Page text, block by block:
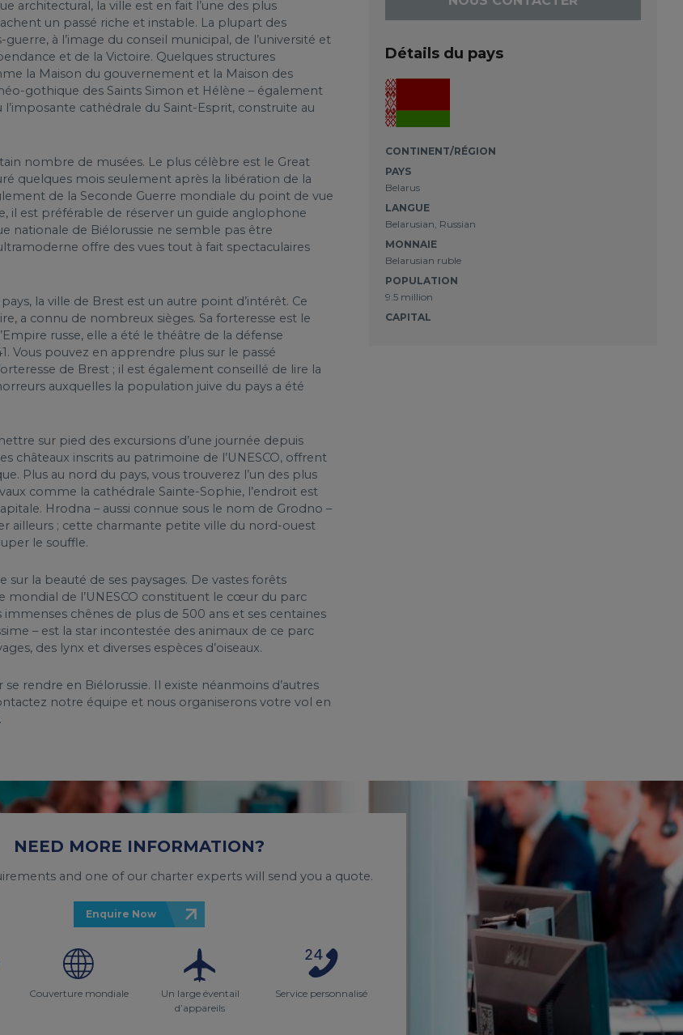
architectural, la ville est en fait l’une des plus
un passé riche et instable. La plupart des
à l’image du conseil municipal, de l’université et
et de la Victoire. Quelques structures
la Maison du gouvernement et la Maison des
gothique des Saints Simon et Hélène – également
cathédrale du Saint-Esprit, construite au
nombre de musées. Le plus célèbre est le Great
quelques mois seulement après la libération de la
de la Seconde Guerre mondiale du point de vue
il est préférable de réserver un guide anglophone
nationale de Biélorussie ne semble pas être
offre des vues tout à fait spectaculaires
la ville de Brest est un autre point d’intérêt. Ce
a connu de nombreux sièges. Sa forteresse est le
russe, elle a été le théâtre de la défense
Vous pouvez en apprendre plus sur le passé
de Brest ; il est également conseillé de lire la
auxquelles la population juive du pays a été
sur pied des excursions d’une journée depuis
châteaux inscrits au patrimoine de l’UNESCO, offrent
Plus au nord du pays, vous trouverez l’un des plus
comme la cathédrale Sainte-Sophie, l’endroit est
Hrodna – aussi connue sous le nom de Grodno –
ailleurs ; cette charmante petite ville du nord-ouest
le souffle.
sur la beauté de ses paysages. De vastes forêts
de l’UNESCO constituent le cœur du parc
chênes de plus de 500 ans et ses centaines
– est la star incontestée des animaux de ce parc
des lynx et diverses espèces d’oiseaux.
rendre en Biélorussie. Il existe néanmoins d’autres
notre équipe et nous organiserons votre vol en
Détails du pays
CONTINENT/RÉGION
PAYS
Belarus
LANGUE
Belarusian, Russian
MONNAIE
Belarusian ruble
POPULATION
9.5 million
CAPITAL
NEED MORE INFORMATION?
and one of our charter experts will send you a quote.
Enquire Now
Couverture mondiale
Un large éventail
d’appareils
Service personnalisé